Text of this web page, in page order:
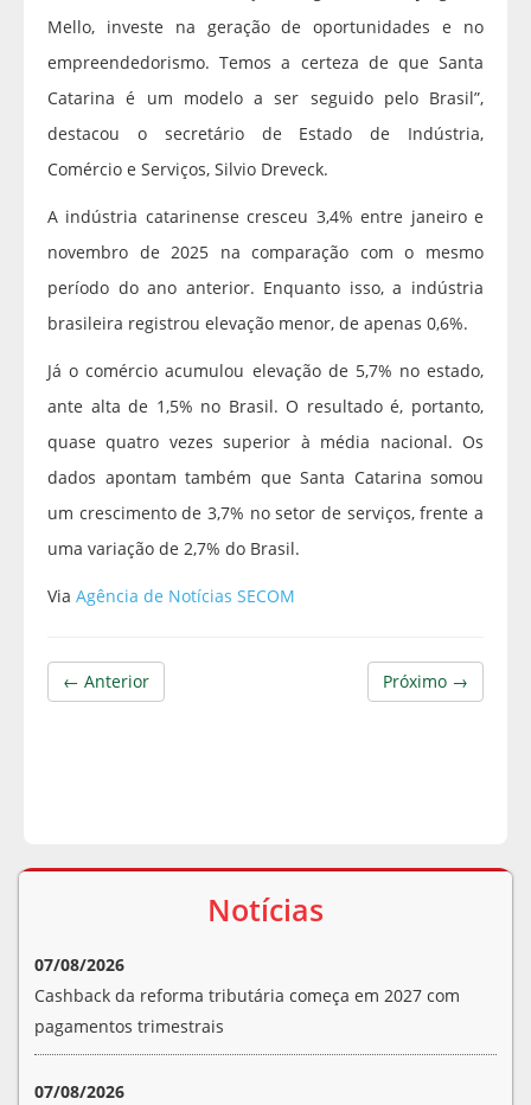
Mello, investe na geração de oportunidades e no
empreendedorismo. Temos a certeza de que Santa
Catarina é um modelo a ser seguido pelo Brasil”,
destacou o secretário de Estado de Indústria,
Comércio e Serviços, Silvio Dreveck.
A indústria catarinense cresceu 3,4% entre janeiro e
novembro de 2025 na comparação com o mesmo
período do ano anterior. Enquanto isso, a indústria
brasileira registrou elevação menor, de apenas 0,6%.
Já o comércio acumulou elevação de 5,7% no estado,
ante alta de 1,5% no Brasil. O resultado é, portanto,
quase quatro vezes superior à média nacional. Os
dados apontam também que Santa Catarina somou
um crescimento de 3,7% no setor de serviços, frente a
uma variação de 2,7% do Brasil.
Via Agência de Notícias SECOM
Próximo →
← Anterior
Notícias
07/08/2026
Cashback da reforma tributária começa em 2027 com
pagamentos trimestrais
07/08/2026